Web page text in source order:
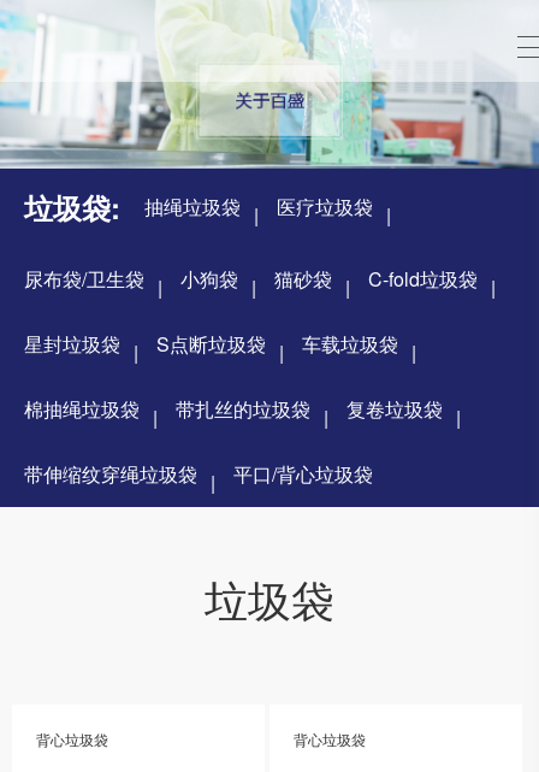
垃圾袋: 抽绳垃圾袋 医疗垃圾袋
尿布袋/卫生袋 小狗袋 猫砂袋 C-fold垃圾袋
星封垃圾袋 S点断垃圾袋 车载垃圾袋
棉抽绳垃圾袋 带扎丝的垃圾袋 复卷垃圾袋
带伸缩纹穿绳垃圾袋 平口/背心垃圾袋
垃圾袋
背心垃圾袋 背心垃圾袋